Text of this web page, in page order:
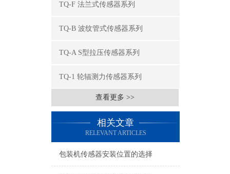
TQ-F 法兰式传感器系列
TQ-B 波纹管式传感器系列
TQ-A S型拉压传感器系列
TQ-1 轮辐测力传感器系列
查看更多 >>
相关文章
RELEVANT ARTICLES
包装机传感器安装位置的选择